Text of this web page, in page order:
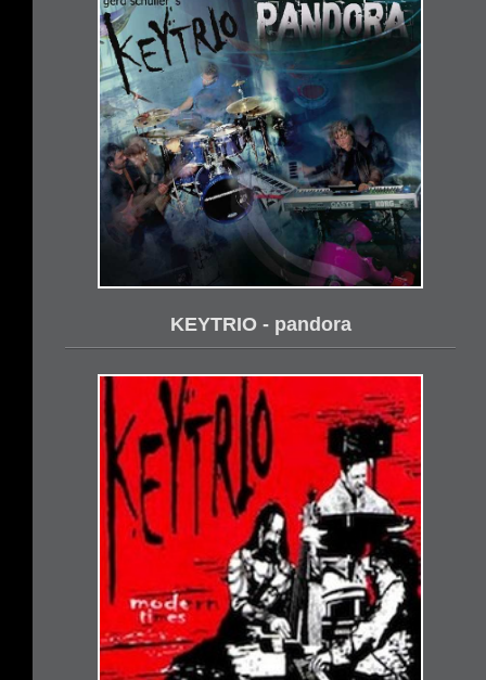
KEYTRIO - pandora